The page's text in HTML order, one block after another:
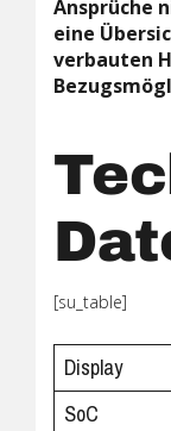
Ansprüche
eine
verbauten
[su_table]
Display
SoC